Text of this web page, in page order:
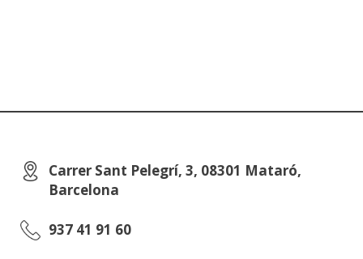
Carrer Sant Pelegrí, 3, 08301 Mataró,
Barcelona
937 41 91 60